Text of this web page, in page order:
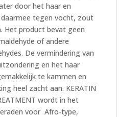
door het haar en
tegen vocht, zout
Het product bevat geen
of andere
De vermindering van
en het haar
te kammen en
heel zacht aan. KERATIN
wordt in het
voor Afro-type,